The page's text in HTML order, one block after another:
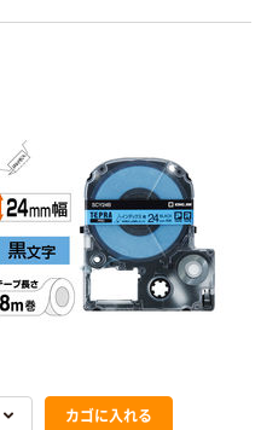
カゴに入れる